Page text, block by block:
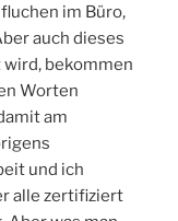
im Büro,
auch dieses
bekommen
Worten
am
und ich
alle zertifiziert